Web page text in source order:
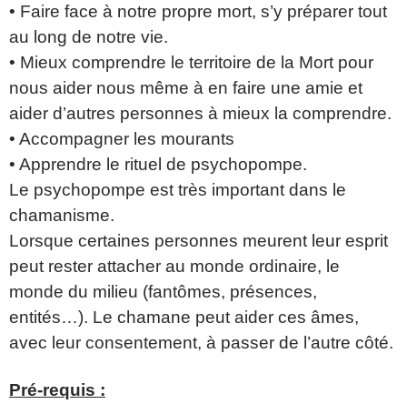
• Faire face à notre propre mort, s’y préparer tout
au long de notre vie.
• Mieux comprendre le territoire de la Mort pour
nous aider nous même à en faire une amie et
aider d’autres personnes à mieux la comprendre.
• Accompagner les mourants
• Apprendre le rituel de psychopompe.
Le psychopompe est très important dans le
chamanisme.
Lorsque certaines personnes meurent leur esprit
peut rester attacher au monde ordinaire, le
monde du milieu (fantômes, présences,
entités…). Le chamane peut aider ces âmes,
avec leur consentement, à passer de l’autre côté.
Pré-requis :